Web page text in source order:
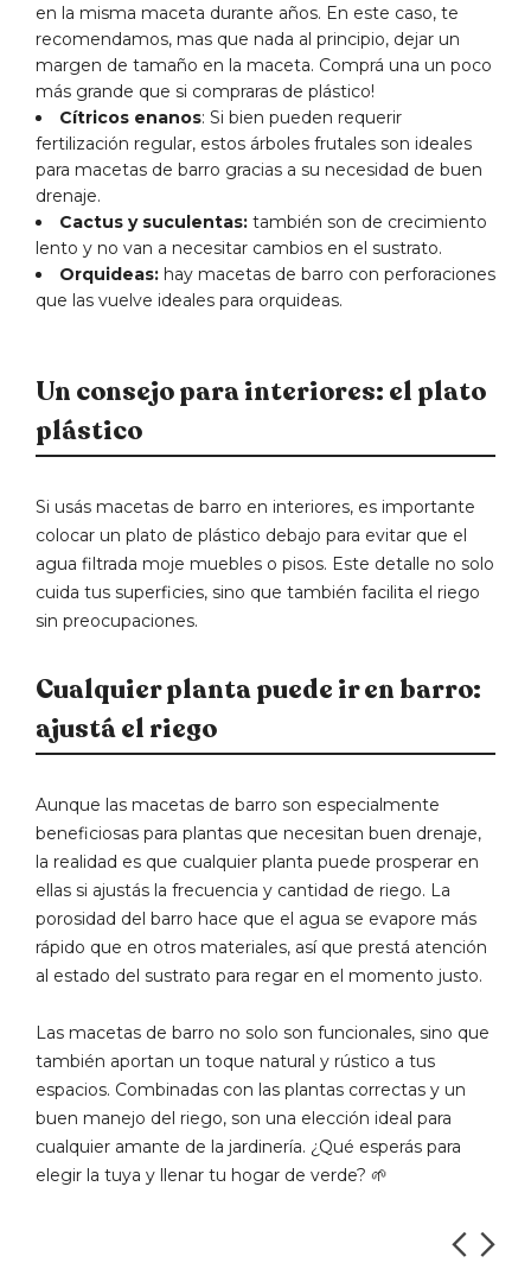
en la misma maceta durante años. En este caso, te
recomendamos, mas que nada al principio, dejar un
margen de tamaño en la maceta. Comprá una un poco
más grande que si compraras de plástico!
Cítricos enanos: Si bien pueden requerir
fertilización regular, estos árboles frutales son ideales
para macetas de barro gracias a su necesidad de buen
drenaje.
Cactus y suculentas: también son de crecimiento
lento y no van a necesitar cambios en el sustrato.
Orquideas: hay macetas de barro con perforaciones
que las vuelve ideales para orquideas.
Un consejo para interiores: el plato
plástico
Si usás macetas de barro en interiores, es importante
colocar un plato de plástico debajo para evitar que el
agua filtrada moje muebles o pisos. Este detalle no solo
cuida tus superficies, sino que también facilita el riego
sin preocupaciones.
Cualquier planta puede ir en barro:
ajustá el riego
Aunque las macetas de barro son especialmente
beneficiosas para plantas que necesitan buen drenaje,
la realidad es que cualquier planta puede prosperar en
ellas si ajustás la frecuencia y cantidad de riego. La
porosidad del barro hace que el agua se evapore más
rápido que en otros materiales, así que prestá atención
al estado del sustrato para regar en el momento justo.
Las macetas de barro no solo son funcionales, sino que
también aportan un toque natural y rústico a tus
espacios. Combinadas con las plantas correctas y un
buen manejo del riego, son una elección ideal para
cualquier amante de la jardinería. ¿Qué esperás para
elegir la tuya y llenar tu hogar de verde? 🌱